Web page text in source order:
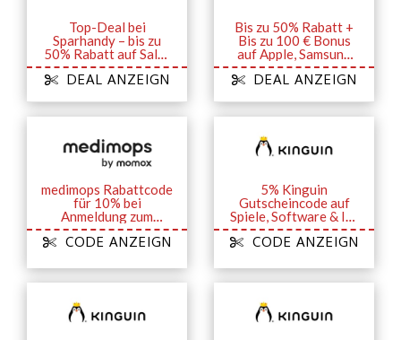
Top-Deal bei
Sparhandy – bis zu
50% Rabatt auf Sales
& Aktionen
DEAL ANZEIGN
Bis zu 50% Rabatt +
Bis zu 100 € Bonus
auf Apple, Samsung
und mehr
DEAL ANZEIGN
medimops Rabattcode
für 10% bei
Anmeldung zum
Newsletter
CODE ANZEIGN
5% Kinguin
Gutscheincode auf
Spiele, Software & In-
Game-Inhalte
CODE ANZEIGN